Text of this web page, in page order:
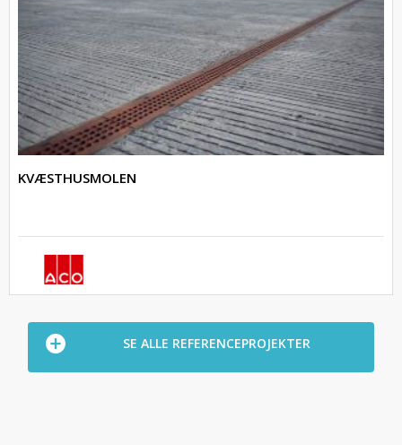
KVÆSTHUSMOLEN
SE ALLE REFERENCEPROJEKTER